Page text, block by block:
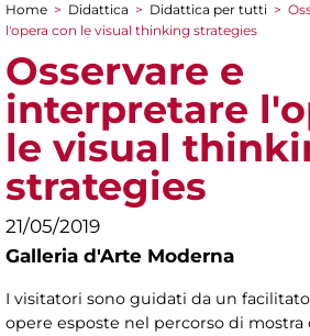
Tu sei qui
Home > Didattica > Didattica per tutti >
l'opera con le visual thinking strategies
Osservare e
interpretare
le visual
strategies
21/05/2019
Galleria d'Arte Moderna
I visitatori sono guidati da un
opere esposte nel percorso di